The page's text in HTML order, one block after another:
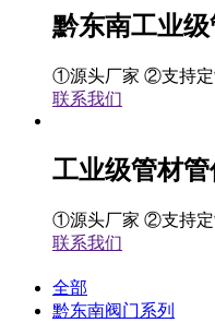
黔东南工业
①源头厂家 ②支持
联系我们
工业级管材管
①源头厂家 ②支持
联系我们
全部
黔东南阀门系列